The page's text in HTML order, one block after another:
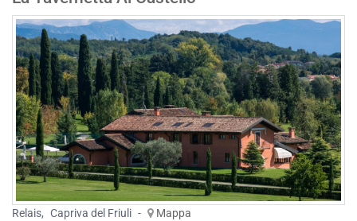
Relais, Capriva del Friuli -
Mappa